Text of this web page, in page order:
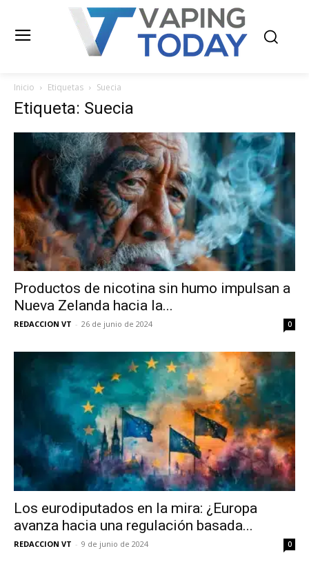
Inicio Etiquetas Suecia
Etiqueta: Suecia
Productos de nicotina sin humo impulsan a
Nueva Zelanda hacia la...
REDACCION VT - 26 de junio de 2024 0
Los eurodiputados en la mira: ¿Europa
avanza hacia una regulación basada...
REDACCION VT - 9 de junio de 2024 0